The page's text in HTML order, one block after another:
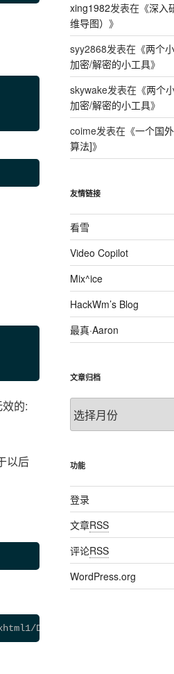
的:
以后
DTD/xhtml1-
xing1982发表在《深入
维导图） 》
syy2868发表在《两个
加密/解密的小工具》
skywake发表在《两个
加密/解密的小工具》
coime发表在《一个国
算法]》
友情链接
看雪
Video Copilot
Mix^ice
HackWm’s Blog
最真·Aaron
文章归档
章
功能
登录
文章RSS
评论RSS
WordPress.org